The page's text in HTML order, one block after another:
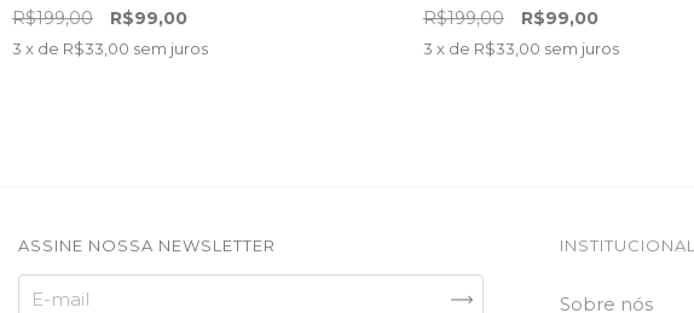
R$199,00 R$99,00
3 x de R$33,00 sem juros
R$199,00 R$99,00
3 x de R$33,00 sem juros
ASSINE NOSSA NEWSLETTER INSTITUCIONAL
Sobre nós